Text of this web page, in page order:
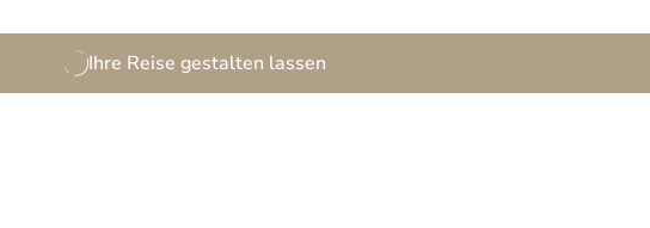
Ihre Reise gestalten lassen